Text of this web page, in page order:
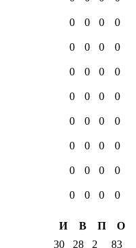
0 0 0 0
0 0 0 0
0 0 0 0
0 0 0 0
0 0 0 0
0 0 0 0
0 0 0 0
0 0 0
0
И В П
О
30 28 2 83